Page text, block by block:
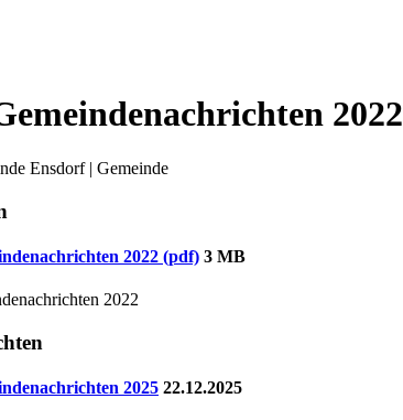
2022
Ensdorf | Gemeinde
2022 (pdf) 3 MB
2022
2025 22.12.2025